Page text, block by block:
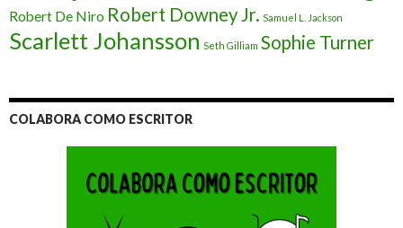
Robert De Niro Robert Downey Jr. Samuel L. Jackson
Scarlett Johansson Seth Gilliam Sophie Turner
COLABORA COMO ESCRITOR